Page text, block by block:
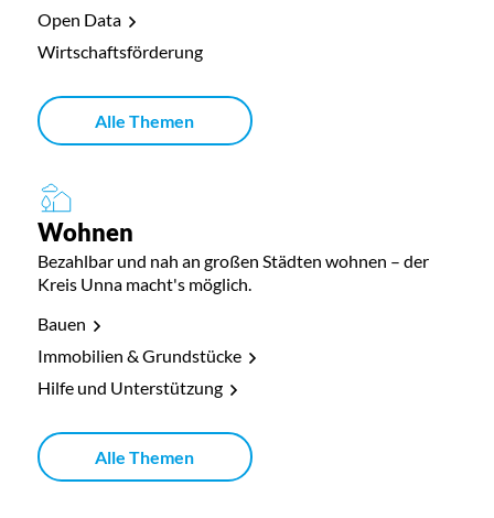
Open Data
Wirtschaftsförderung
Alle Themen
Wohnen
Bezahlbar und nah an großen Städten wohnen – der
Kreis Unna macht's möglich.
Bauen
Immobilien & Grundstücke
Hilfe und Unterstützung
Alle Themen